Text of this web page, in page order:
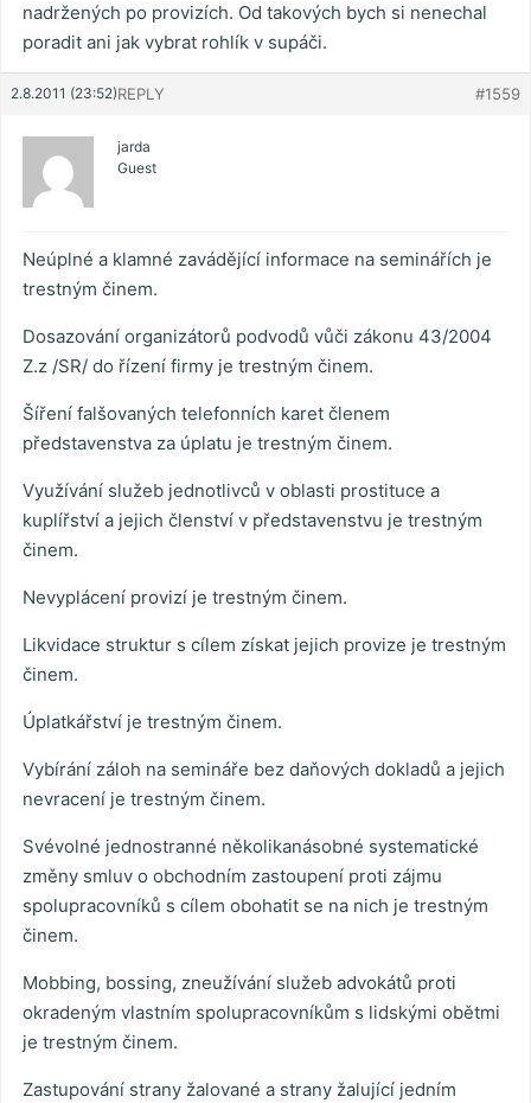
nadržených po provizích. Od takových bych si nenechal
poradit ani jak vybrat rohlík v supáči.
2.8.2011 (23:52) #1559
REPLY
jarda
Guest
Neúplné a klamné zavádějící informace na seminářích je
trestným činem.
Dosazování organizátorů podvodů vůči zákonu 43/2004
Z.z /SR/ do řízení firmy je trestným činem.
Šíření falšovaných telefonních karet členem
představenstva za úplatu je trestným činem.
Využívání služeb jednotlivců v oblasti prostituce a
kuplířství a jejich členství v představenstvu je trestným
činem.
Nevyplácení provizí je trestným činem.
Likvidace struktur s cílem získat jejich provize je trestným
činem.
Úplatkářství je trestným činem.
Vybírání záloh na semináře bez daňových dokladů a jejich
nevracení je trestným činem.
Svévolné jednostranné několikanásobné systematické
změny smluv o obchodním zastoupení proti zájmu
spolupracovníků s cílem obohatit se na nich je trestným
činem.
Mobbing, bossing, zneužívání služeb advokátů proti
okradeným vlastním spolupracovníkům s lidskými obětmi
je trestným činem.
Zastupování strany žalované a strany žalující jedním